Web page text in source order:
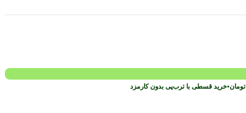
تومان•خرید قسطی با ترب‌پی بدون کارمزد